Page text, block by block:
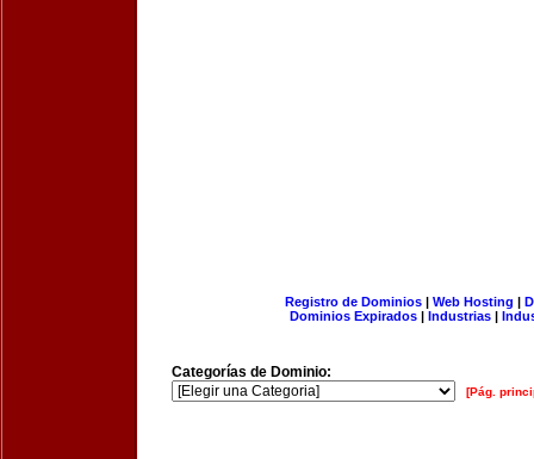
Registro de Dominios| Web Hosting |
Dominios Expirados | Industrias |
Categorías de Dominio:
[Pág.